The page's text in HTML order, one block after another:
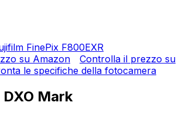
FinePix F800EXR
su Amazon
Controlla il prezzo su
le specifiche della fotocamera
Mark